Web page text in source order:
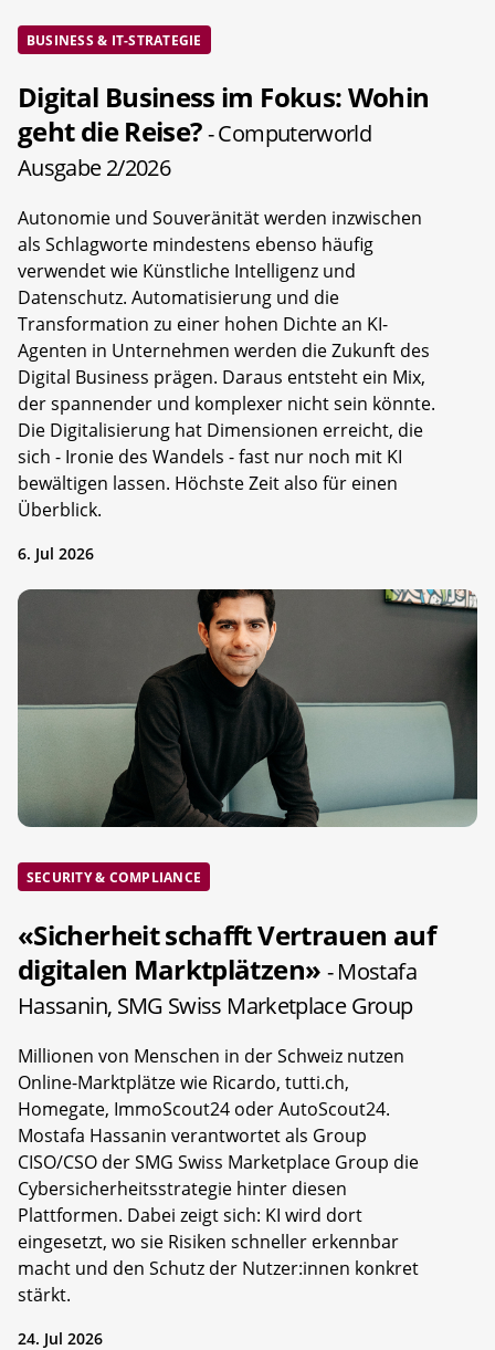
BUSINESS & IT-STRATEGIE
Digital Business im Fokus: Wohin
geht die Reise?- Computerworld
Ausgabe 2/2026
Autonomie und Souveränität werden inzwischen
als Schlagworte mindestens ebenso häufig
verwendet wie Künstliche Intelligenz und
Datenschutz. Automatisierung und die
Transformation zu einer hohen Dichte an KI-
Agenten in Unternehmen werden die Zukunft des
Digital Business prägen. Daraus entsteht ein Mix,
der spannender und komplexer nicht sein könnte.
Die Digitalisierung hat Dimensionen erreicht, die
sich - Ironie des Wandels - fast nur noch mit KI
bewältigen lassen. Höchste Zeit also für einen
Überblick.
6. Jul 2026
SECURITY & COMPLIANCE
«Sicherheit schafft Vertrauen auf
digitalen Marktplätzen» - Mostafa
Hassanin, SMG Swiss Marketplace Group
Millionen von Menschen in der Schweiz nutzen
Online-Marktplätze wie Ricardo, tutti.ch,
Homegate, ImmoScout24 oder AutoScout24.
Mostafa Hassanin verantwortet als Group
CISO/CSO der SMG Swiss Marketplace Group die
Cybersicherheitsstrategie hinter diesen
Plattformen. Dabei zeigt sich: KI wird dort
eingesetzt, wo sie Risiken schneller erkennbar
macht und den Schutz der Nutzer:innen konkret
stärkt.
24. Jul 2026